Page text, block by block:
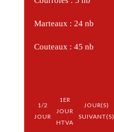
Marteaux : 24 nb
Couteaux : 45 nb
1/2
JOUR
1ER
JOUR
HTVA
JOUR(S)
SUIVANT(S)